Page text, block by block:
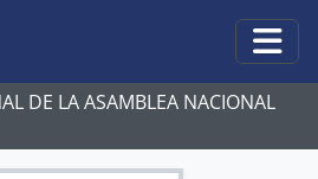
DE LA ASAMBLEA NACIONAL